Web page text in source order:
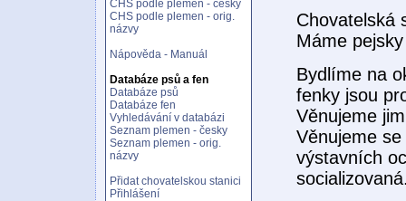
CHS podle plemen - česky
CHS podle plemen - orig.
názvy
Nápověda - Manuál
Databáze psů a fen
Databáze psů
Databáze fen
Vyhledávání v databázi
Seznam plemen - česky
Seznam plemen - orig.
názvy
Přidat chovatelskou stanici
Přihlášení
Chovatelská
Máme
Bydlíme na
fenky jsou
Věnujeme
Věnujeme
výstavních